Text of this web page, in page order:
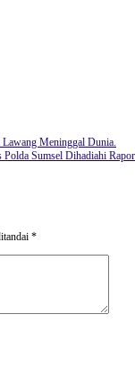
Meninggal Dunia.
Sumsel Dihadiahi
*